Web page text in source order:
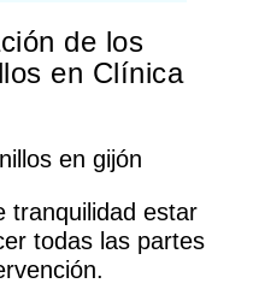
de los
en Clínica
tranquilidad estar
todas las partes